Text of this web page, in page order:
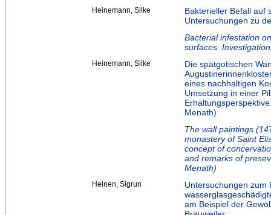
Heinemann, Silke
Bakterieller Befall auf
Untersuchungen zu
Bacterial infestation
surfaces.
Heinemann, Silke
Die spätgotischen
eines nachhaltigen
Umsetzung in einer
Menath)
The wall paintings
monastery of Saint
concept of
and remarks of
Menath)
Heinen, Sigrun
Untersuchungen zum
am Beispiel der